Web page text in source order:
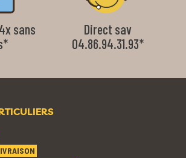
sans
Direct sav
04.86.94.31.93*